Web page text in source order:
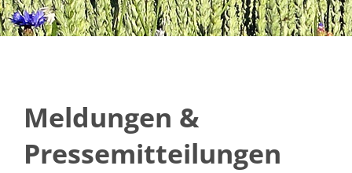
Meldungen &
Pressemitteilungen